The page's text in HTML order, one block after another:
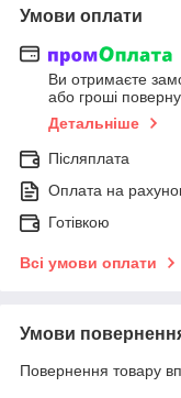
Умови оплати
Ви отримаєте
або гроші
Детальніше
Післяплата
Оплата на
Готівкою
Всі умови оплати
Умови
Повернення товару